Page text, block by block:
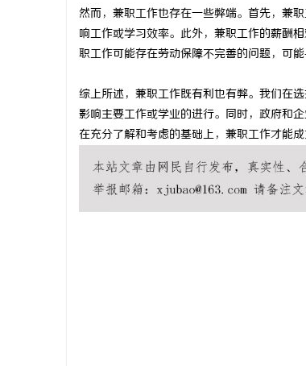
然而，兼职工作也存在一些弊端。首先，兼
响工作或学习效率。此外，兼职工作的薪酬
职工作可能存在劳动保障不完善的问题，可能
综上所述，兼职工作既有利也有弊。我们在
影响主要工作或学业的进行。同时，政府和
在充分了解和考虑的基础上，兼职工作才能成